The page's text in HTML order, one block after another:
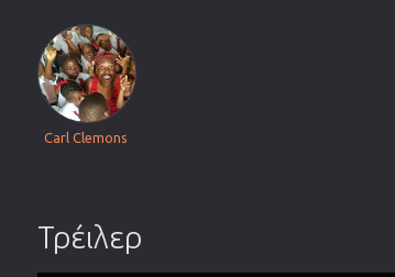
Carl Clemons
Τρέιλερ